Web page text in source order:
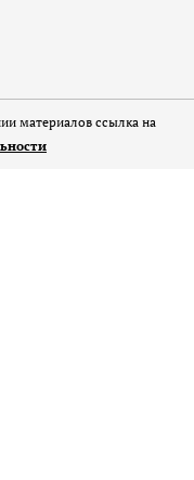
материалов ссылка на